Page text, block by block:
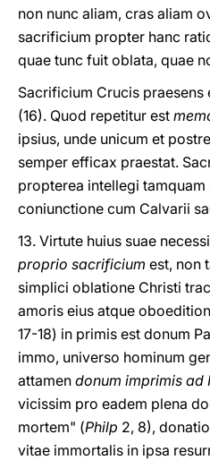
non nunc aliam, cras aliam
sacrificium propter hanc
quae tunc fuit oblata, quae
Sacrificium Crucis
(16). Quod repetitur est
ipsius, unde unicum et
semper efficax praestat.
propterea intellegi tamquam
coniunctione cum Calvarii
13. Virtute huius suae
proprio sacrificium est, non
simplici oblatione Christi
amoris eius atque
17-18) in primis est donum
immo, universo hominum
attamen donum imprimis ad
vicissim pro eadem plena
mortem" (Philp 2, 8),
vitae immortalis in ipsa